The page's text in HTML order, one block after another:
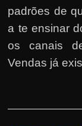
padrões de
a te ensinar
os canais
Vendas já